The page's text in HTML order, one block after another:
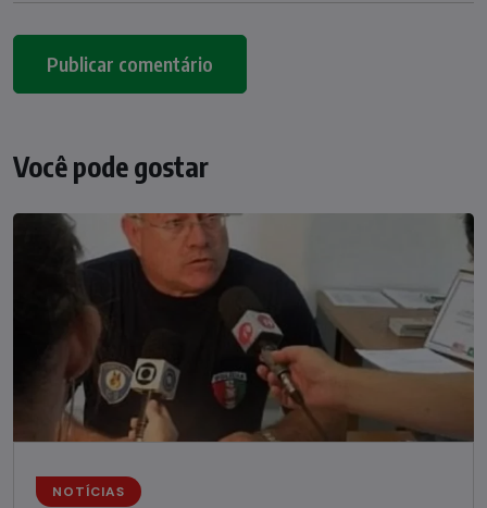
Você pode gostar
NOTÍCIAS